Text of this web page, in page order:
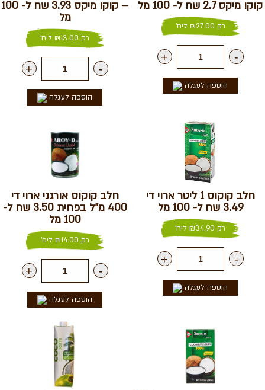
קוקו מיקס 2.7 שח ל- 100 מל
רק ₪27.00 ליח'
-
+
הוספה לעגלה
– קוקו מיקס 3.93 שח ל- 100
מל
רק ₪13.00 ליח'
-
+
הוספה לעגלה
חלב קוקוס 1 ליטר ארוי די
3.49 שח ל- 100 מל
רק ₪34.90 ליח'
-
+
הוספה לעגלה
חלב קוקוס אורגני ארוי די
400 מ"ל בפחית 3.50 שח ל-
100 מל
רק ₪14.00 ליח'
-
+
הוספה לעגלה